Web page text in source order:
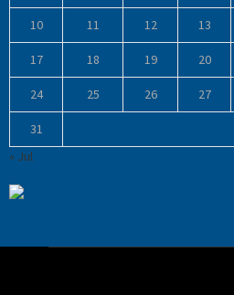
10 11 12 13
17 18 19 20
24 25 26 27
31
« Jul